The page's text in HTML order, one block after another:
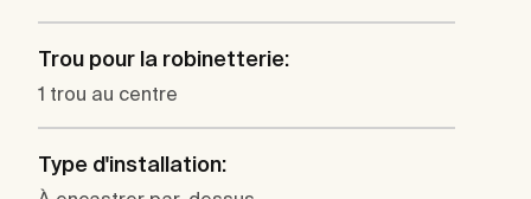
Trou pour la robinetterie:
1 trou au centre
Type d'installation: